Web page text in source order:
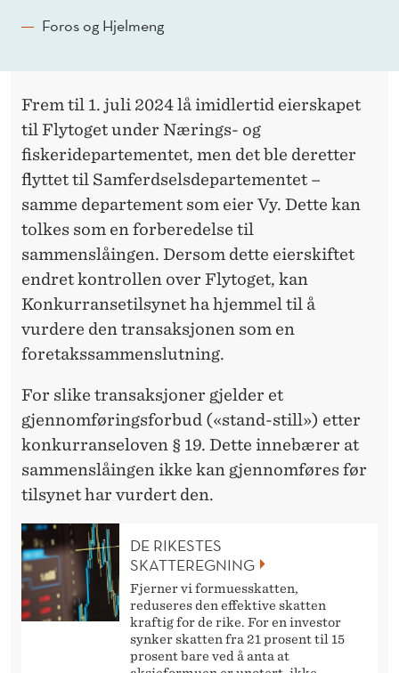
Foros og Hjelmeng
Frem til 1. juli 2024 lå imidlertid eierskapet
til Flytoget under Nærings- og
fiskeridepartementet, men det ble deretter
flyttet til Samferdselsdepartementet –
samme departement som eier Vy. Dette kan
tolkes som en forberedelse til
sammenslåingen. Dersom dette eierskiftet
endret kontrollen over Flytoget, kan
Konkurransetilsynet ha hjemmel til å
vurdere den transaksjonen som en
foretakssammenslutning.
For slike transaksjoner gjelder et
gjennomføringsforbud («stand-still») etter
konkurranseloven § 19. Dette innebærer at
sammenslåingen ikke kan gjennomføres før
tilsynet har vurdert den.
DE RIKESTES
SKATTEREGNING
Fjerner vi formuesskatten,
reduseres den effektive skatten
kraftig for de rike. For en investor
synker skatten fra 21 prosent til 15
prosent bare ved å anta at